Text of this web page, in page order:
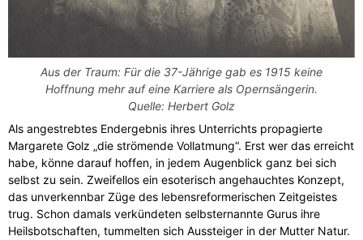
Aus der Traum: Für die 37-Jährige gab es 1915 keine
Hoffnung mehr auf eine Karriere als Opernsängerin.
Quelle: Herbert Golz
Als angestrebtes Endergebnis ihres Unterrichts propagierte
Margarete Golz „die strömende Vollatmung“. Erst wer das erreicht
habe, könne darauf hoffen, in jedem Augenblick ganz bei sich
selbst zu sein. Zweifellos ein esoterisch angehauchtes Konzept,
das unverkennbar Züge des lebensreformerischen Zeitgeistes
trug. Schon damals verkündeten selbsternannte Gurus ihre
Heilsbotschaften, tummelten sich Aussteiger in der Mutter Natur.